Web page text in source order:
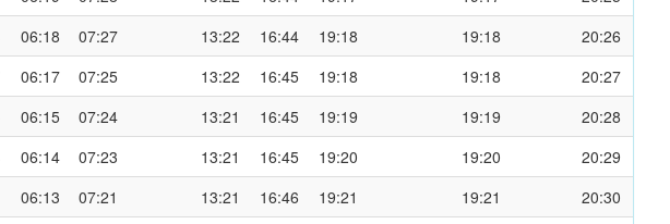
06:18 07:27 13:22 16:44 19:18 19:18
20:26
06:17 07:25 13:22 16:45 19:18 19:18
20:27
06:15 07:24 13:21 16:45 19:19 19:19
20:28
06:14 07:23 13:21 16:45 19:20 19:20
20:29
06:13 07:21 13:21 16:46 19:21 19:21
20:30